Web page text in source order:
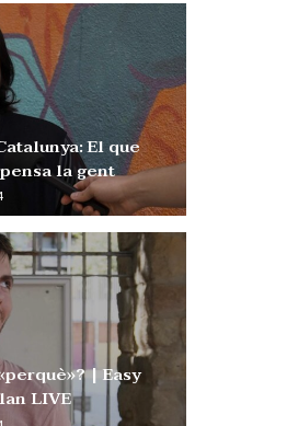
El que
la gent
| Easy
LIVE